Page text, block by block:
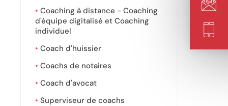
Coaching à distance - Coaching
d'équipe digitalisé et Coaching
individuel
Coach d'huissier
Coachs de notaires
Coach d'avocat
Superviseur de coachs